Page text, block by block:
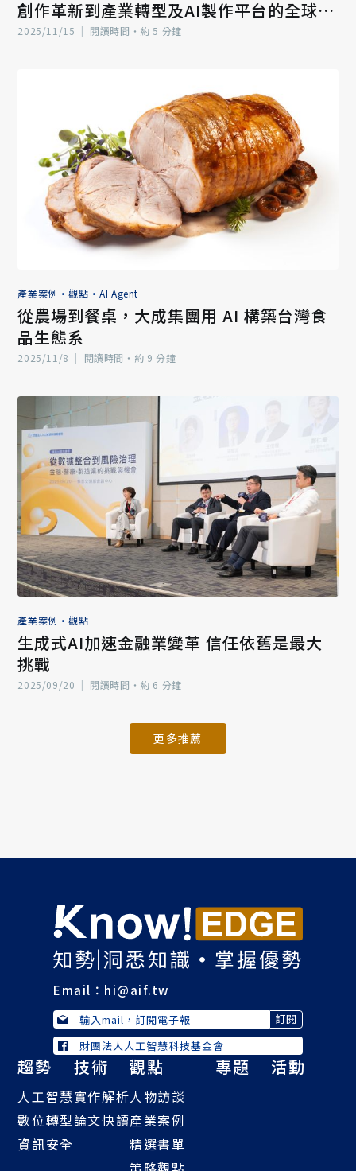
創作革新到產業轉型及AI製作平台的全球新
契機（三）
2025/11/15 | 閱讀時間‧約 5 分鐘
產業案例 •觀點 •AI Agent
從農場到餐桌，大成集團用 AI 構築台灣食
品生態系
2025/11/8 | 閱讀時間‧約 9 分鐘
產業案例 •觀點
生成式AI加速金融業變革 信任依舊是最大
挑戰
2025/09/20 | 閱讀時間‧約 6 分鐘
更多推薦
Email： hi@aif.tw
財團法人人工智慧科技基金會
趨勢
人工智慧
數位轉型
資訊安全
技術
實作解析
論文快讀
觀點
人物訪談
產業案例
精選書單
專題 活動